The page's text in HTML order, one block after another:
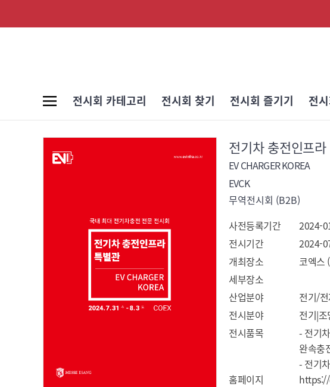
전시회 카테고리 전시회 찾기 전시회 즐기기 전
전기차 충전인프
EV CHARGER KOREA
EVCK
무역전시회 (B2B)
사전등록기간
2024-
전시기간
2024-
개최장소
코엑스
세부장소
산업분야
전기/
전시분야
전기|조
전시품목
- 전기
완속충
- 전기
유지관
홈페이지